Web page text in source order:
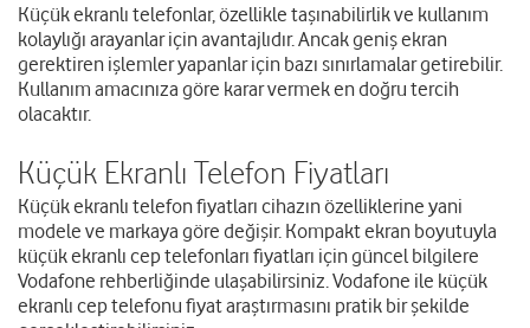
Küçük ekranlı telefonlar, özellikle taşınabilirlik ve kullanım
kolaylığı arayanlar için avantajlıdır. Ancak geniş ekran
gerektiren işlemler yapanlar için bazı sınırlamalar getirebilir.
Kullanım amacınıza göre karar vermek en doğru tercih
olacaktır.
Küçük Ekranlı Telefon Fiyatları
Küçük ekranlı telefon fiyatları cihazın özelliklerine yani
modele ve markaya göre değişir. Kompakt ekran boyutuyla
küçük ekranlı cep telefonları fiyatları için güncel bilgilere
Vodafone rehberliğinde ulaşabilirsiniz. Vodafone ile küçük
ekranlı cep telefonu fiyat araştırmasını pratik bir şekilde